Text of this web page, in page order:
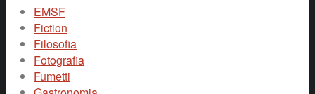
EMSF
Fiction
Filosofia
Fotografia
Fumetti